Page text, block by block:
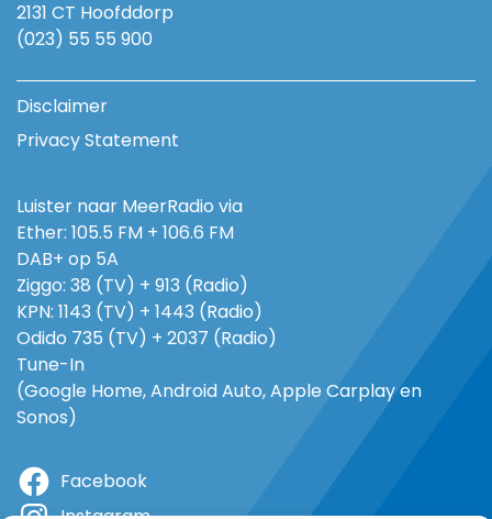
2131 CT Hoofddorp
(023) 55 55 900
Disclaimer
Privacy Statement
Luister naar MeerRadio via
Ether: 105.5 FM + 106.6 FM
DAB+ op 5A
Ziggo: 38 (TV) + 913 (Radio)
KPN: 1143 (TV) + 1443 (Radio)
Odido 735 (TV) + 2037 (Radio)
Tune-In
(Google Home, Android Auto, Apple Carplay en
Sonos)
Facebook